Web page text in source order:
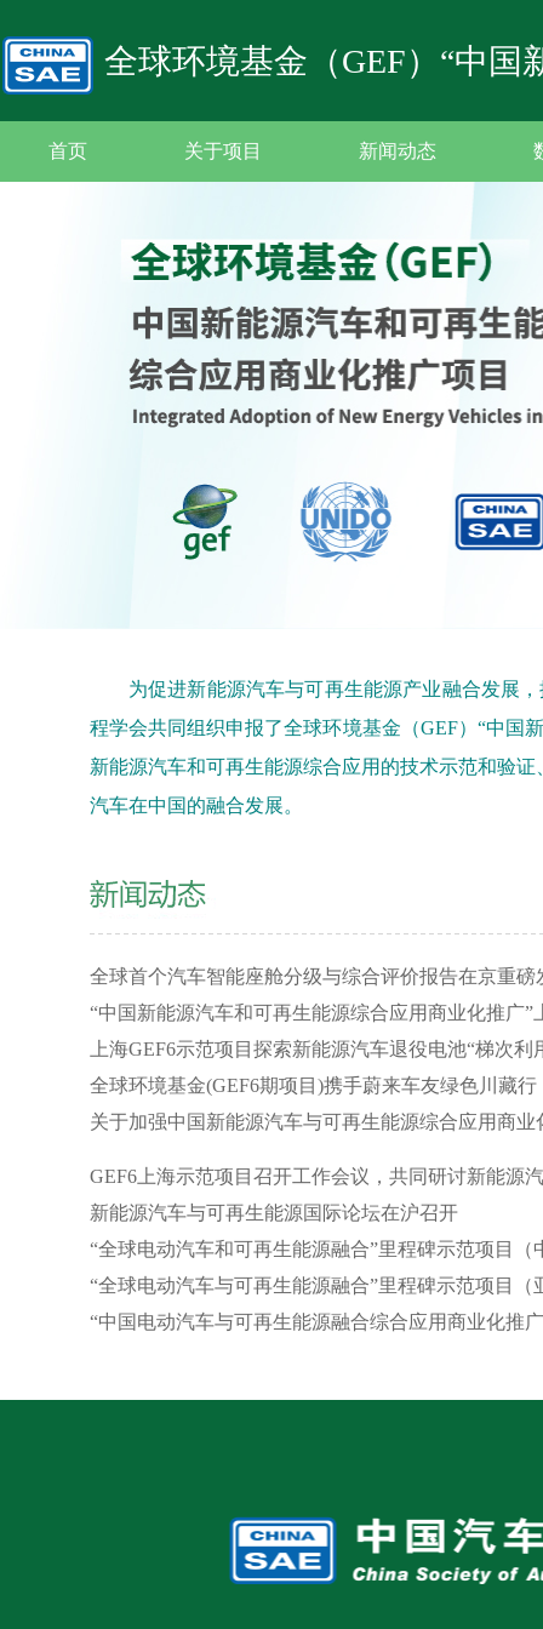
全球环境基金（GEF）“中
首页 关于项目 新闻动态
为促进新能源汽车与可再生能源产业融合发展
程学会共同组织申报了全球环境基金（GEF）“中国
新能源汽车和可再生能源综合应用的技术示范和验
汽车在中国的融合发展。
全球首个汽车智能座舱分级与综合评价报告在京重磅
“中国新能源汽车和可再生能源综合应用商业化推广”
上海GEF6示范项目探索新能源汽车退役电池“梯次利
全球环境基金(GEF6期项目)携手蔚来车友绿色川藏行
关于加强中国新能源汽车与可再生能源综合应用商
GEF6上海示范项目召开工作会议，共同研讨新能源
新能源汽车与可再生能源国际论坛在沪召开
“全球电动汽车和可再生能源融合”里程碑示范项目（
“全球电动汽车与可再生能源融合”里程碑示范项目（
“中国电动汽车与可再生能源融合综合应用商业化推